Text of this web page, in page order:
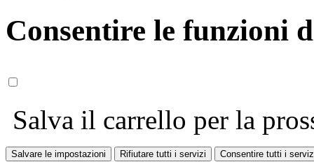
Consentire le funzioni
Salva il carrello per la
Salvare le impostazioni Rifiutare tutti i servizi Consentire tutti i